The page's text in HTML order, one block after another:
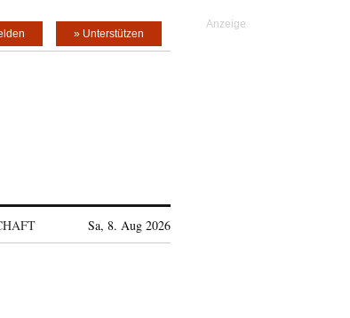
» Unterstützen
Sa, 8. Aug 2026